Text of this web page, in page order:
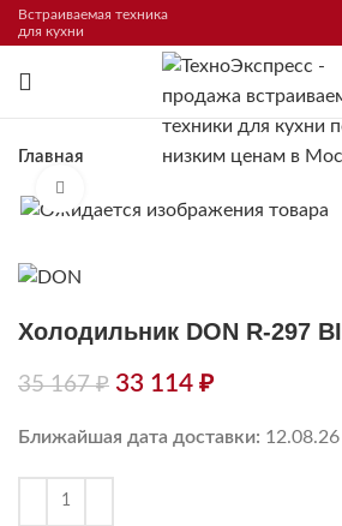
Встраиваемая техника
для кухни
Главная
Холодильник DON R-297 BI
35 167₽ 33 114 ₽
Ближайшая дата доставки: 12.08.26